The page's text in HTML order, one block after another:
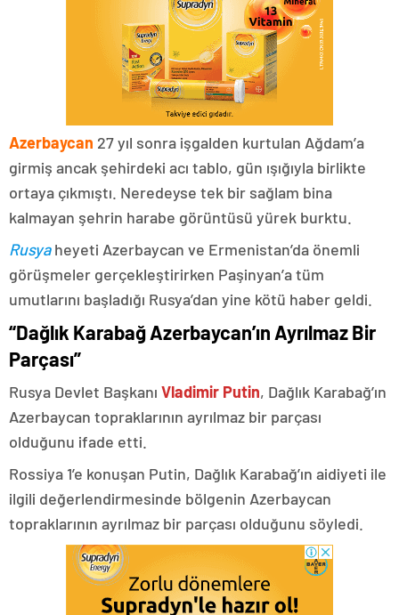
Azerbaycan 27 yıl sonra işgalden kurtulan Ağdam’a
girmiş ancak şehirdeki acı tablo, gün ışığıyla birlikte
ortaya çıkmıştı. Neredeyse tek bir sağlam bina
kalmayan şehrin harabe görüntüsü yürek burktu.
Rusyaheyeti Azerbaycan ve Ermenistan’da önemli
görüşmeler gerçekleştirirken Paşinyan’a tüm
umutlarını başladığı Rusya’dan yine kötü haber geldi.
“Dağlık Karabağ Azerbaycan’ın Ayrılmaz Bir
Parçası”
Rusya Devlet Başkanı Vladimir Putin, Dağlık Karabağ’ın
Azerbaycan topraklarının ayrılmaz bir parçası
olduğunu ifade etti.
Rossiya 1’e konuşan Putin, Dağlık Karabağ’ın aidiyeti ile
ilgili değerlendirmesinde bölgenin Azerbaycan
topraklarının ayrılmaz bir parçası olduğunu söyledi.